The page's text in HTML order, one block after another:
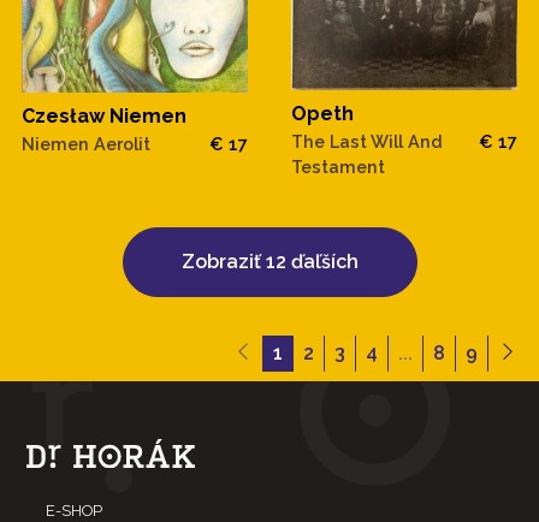
Czesław Niemen
Niemen Aerolit € 17
Opeth
The Last Will And
Testament
€ 17
Zobraziť 12 ďaľších
1 2 3 4 ... 8 9
E-SHOP